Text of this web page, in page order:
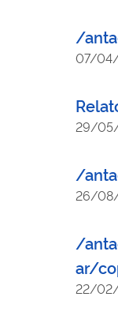
/
07/
29/
/
26/
/
ar/
22/